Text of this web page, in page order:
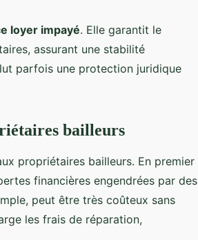
loyer impayé. Elle garantit le
assurant une stabilité
parfois une protection juridique
bailleurs
propriétaires bailleurs. En premier
financières engendrées par des
peut être très coûteux sans
les frais de réparation,